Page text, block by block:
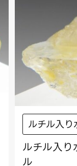
ルチル入り
ルチル入
ル